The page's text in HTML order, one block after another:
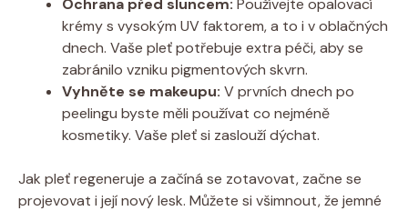
krémy s vysokým UV faktorem, a to i v oblačných
dnech. Vaše pleť potřebuje extra péči, aby se
zabránilo vzniku pigmentových skvrn.
Vyhněte se makeupu: V prvních dnech po
peelingu byste měli používat co nejméně
kosmetiky. Vaše pleť si zaslouží dýchat.
Jak pleť regeneruje a začíná se zotavovat, začne se
projevovat i její nový lesk. Můžete si všimnout, že jemné